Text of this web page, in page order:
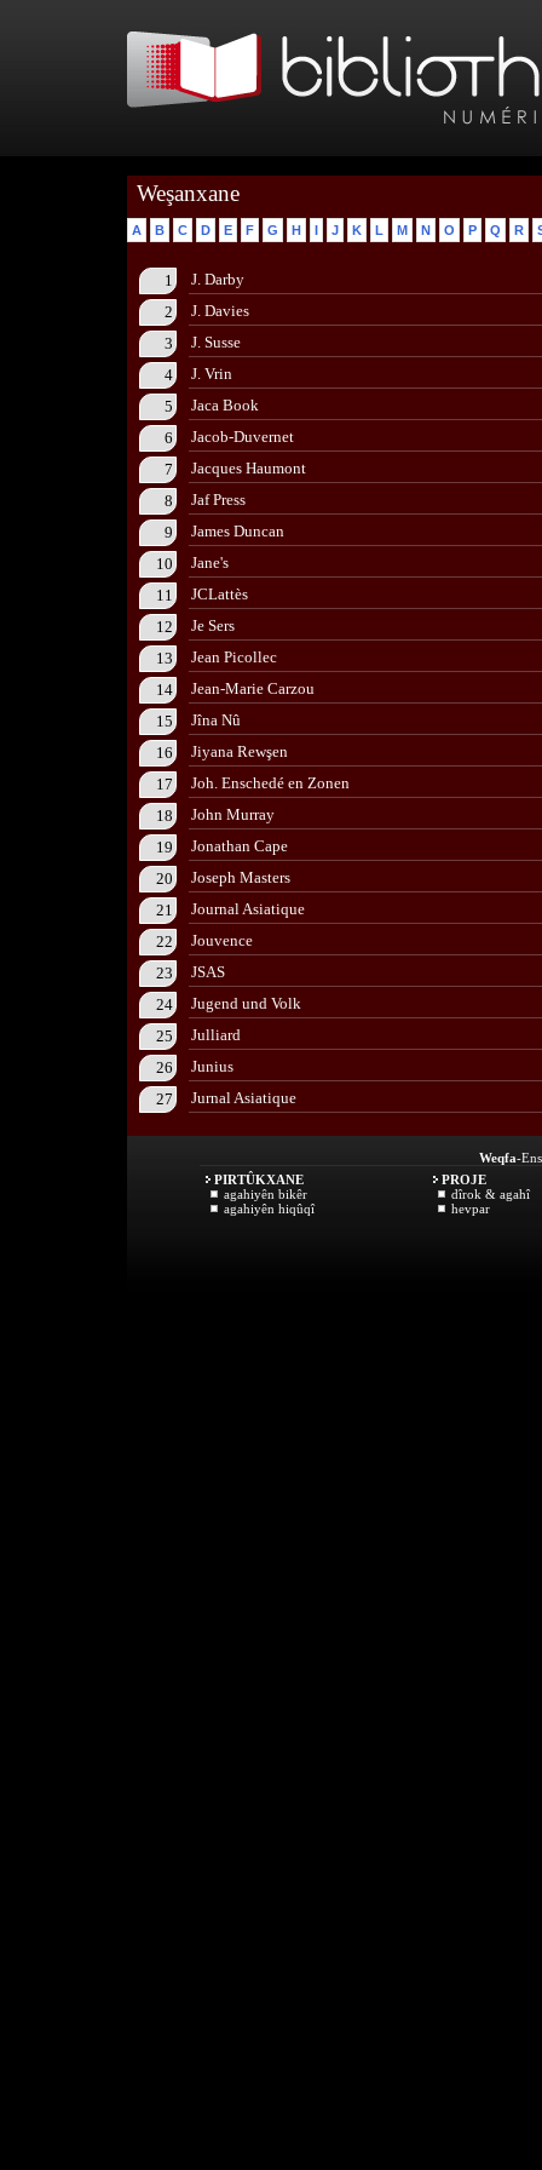
Weşanxane
A B C D E F G H I J K L M N O P Q R
1
J. Darby
2
J. Davies
3
J. Susse
4
J. Vrin
5
Jaca Book
6
Jacob-Duvernet
7
Jacques Haumont
8
Jaf Press
9
James Duncan
10
Jane's
11
JCLattès
12
Je Sers
13
Jean Picollec
14
Jean-Marie Carzou
15
Jîna Nû
16
Jiyana Rewşen
17
Joh. Enschedé en Zonen
18
John Murray
19
Jonathan Cape
20
Joseph Masters
21
Journal Asiatique
22
Jouvence
23
JSAS
24
Jugend und Volk
25
Julliard
26
Junius
27
Jurnal Asiatique
Weqfa-
PIRTÛKXANE
agahiyên bikêr
agahiyên hiqûqî
PROJE
dîrok & agahî
hevpar